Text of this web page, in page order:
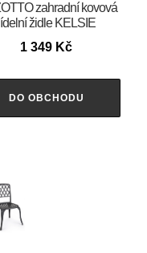
zahradní kovová
židle KELSIE
1 349 Kč
DO OBCHODU